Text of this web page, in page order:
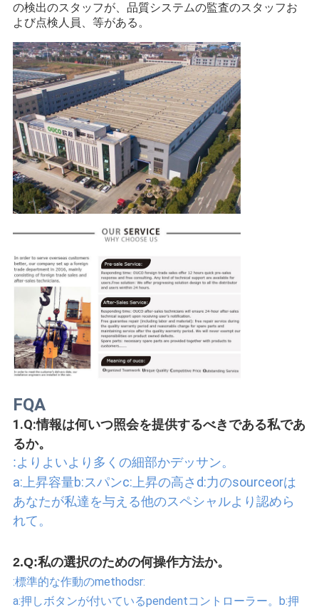
の検出のスタッフが、品質システムの監査のスタッフお
よび点検人員、等がある。
FQA
1.Q:情報は何いつ照会を提供するべきである私であ
るか。
:よりよいより多くの細部かデッサン。
a:上昇容量b:スパンc:上昇の高さd:力のsourceorは
あなたが私達を与える他のスペシャルより認めら
れて。
2.Q:私の選択のための何操作方法か。
:標準的な作動のmethodsr:
a:押しボタンが付いているpendentコントローラー。b:押